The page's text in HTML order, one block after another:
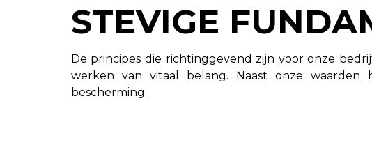
STEVIGE
De principes die richtinggevend zijn voor onze
werken van vitaal belang. Naast onze waarden
bescherming.